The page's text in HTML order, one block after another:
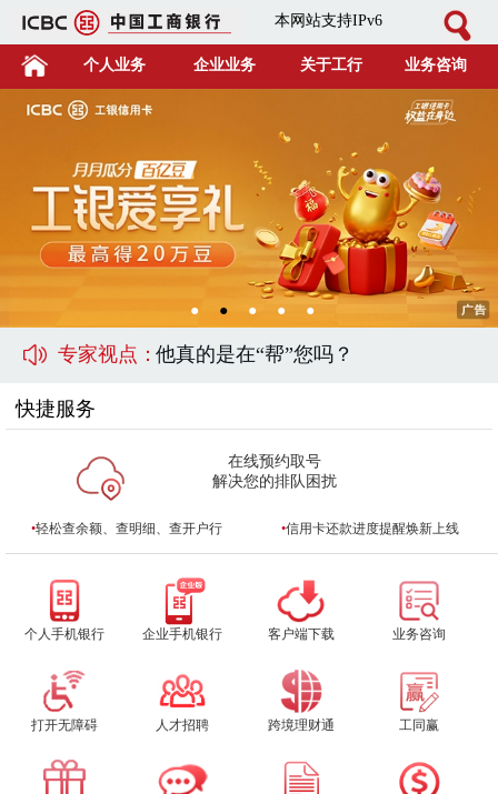
本网站支持IPv6
个人业务 企业业务 关于工行 业务咨询
● ● ● ● ●
专家视点：他真的是在“帮”您吗？
快捷服务
在线预约取号
解决您的排队困扰
•轻松查余额、查明细、查开户行 •信用卡还款进度提醒焕新上线
个人手机银行 企业手机银行 客户端下载 业务咨询
打开无障碍 人才招聘 跨境理财通 工同赢